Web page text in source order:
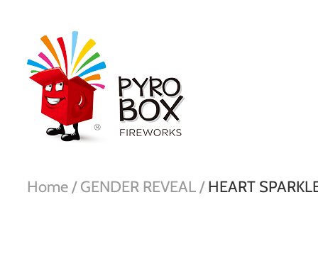
Home /GENDER REVEAL /HEART